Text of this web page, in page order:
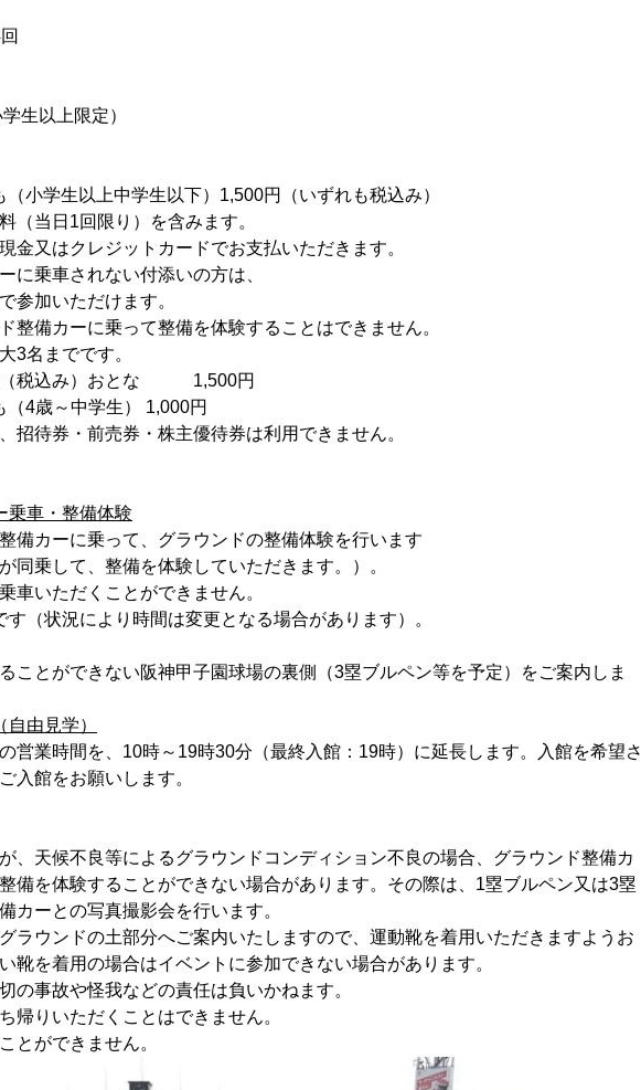
生以上限定）
小学生以上中学生以下）1,500円（いずれも税込み）
当日1回限り）を含みます。
又はクレジットカードでお支払いただきます。
乗車されない付添いの方は、
加いただけます。
カーに乗って整備を体験することはできません。
までです。
税込み）おとな 1,500円
学生） 1,000円
待券・前売券・株主優待券は利用できません。
乗車・整備体験
備カーに乗って、グラウンドの整備体験を行います
同乗して、整備を体験していただきます。）。
いただくことができません。
状況により時間は変更となる場合があります）。
ことができない阪神甲子園球場の裏側（3塁ブルペン等を予定）をご案内しま
由見学）
営業時間を、10時～19時30分（最終入館：19時）に延長します。入館を希望さ
入館をお願いします。
、天候不良等によるグラウンドコンディション不良の場合、グラウンド整備カ
備を体験することができない場合があります。その際は、1塁ブルペン又は3塁
カーとの写真撮影会を行います。
ラウンドの土部分へご案内いたしますので、運動靴を着用いただきますようお
靴を着用の場合はイベントに参加できない場合があります。
の事故や怪我などの責任は負いかねます。
帰りいただくことはできません。
とができません。